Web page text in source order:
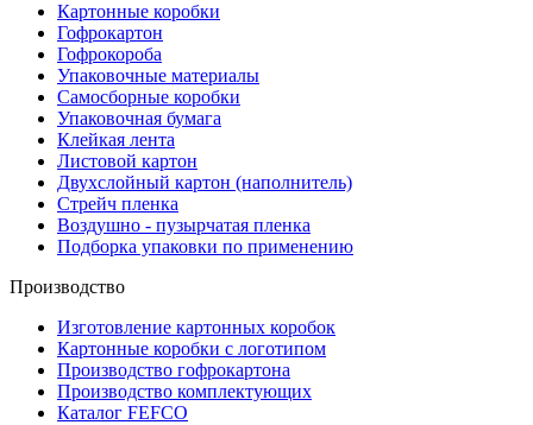
Картонные коробки
Гофрокартон
Гофрокороба
Упаковочные материалы
Самосборные коробки
Упаковочная бумага
Клейкая лента
Листовой картон
Двухслойный картон (наполнитель)
Стрейч пленка
Воздушно - пузырчатая пленка
Подборка упаковки по применению
Производство
Изготовление картонных коробок
Картонные коробки с логотипом
Производство гофрокартона
Производство комплектующих
Каталог FEFCO